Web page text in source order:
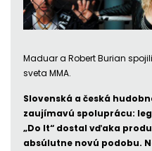
Maduar a Robert Burian
sveta MMA.
Slovenská a česká
zaujímavú spoluprácu:
„Do It“ dostal vďaka
absúlutne novú podobu.